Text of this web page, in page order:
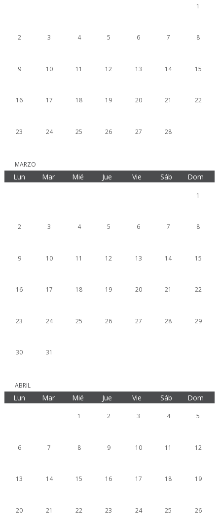
1
2 3 4 5 6 7 8
9 10 11 12 13 14 15
16 17 18 19 20 21 22
23 24 25 26 27 28
MARZO
Lun Mar Mié Jue Vie Sáb Dom
1
2 3 4 5 6 7 8
9 10 11 12 13 14 15
16 17 18 19 20 21 22
23 24 25 26 27 28 29
30 31
ABRIL
Lun Mar Mié Jue Vie Sáb Dom
1 2 3 4 5
6 7 8 9 10 11 12
13 14 15 16 17 18 19
20 21 22 23 24 25 26